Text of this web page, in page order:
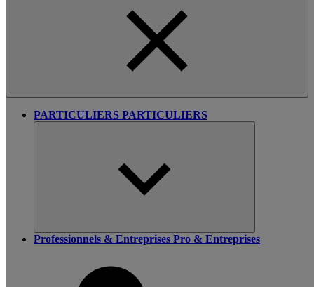
PARTICULIERS PARTICULIERS
Professionnels & Entreprises Pro & Entreprises